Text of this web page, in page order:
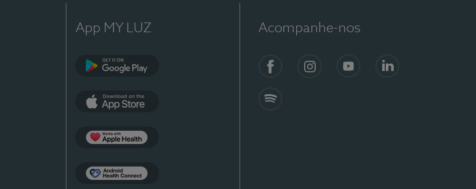
App MY LUZ Acompanhe-nos